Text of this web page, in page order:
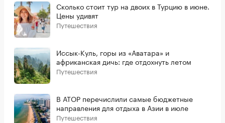
Сколько стоит тур на двоих в Турцию в июне.
Цены удивят
Путешествия
Иссык-Куль, горы из «Аватара» и
африканская дичь: где отдохнуть летом
Путешествия
В АТОР перечислили самые бюджетные
направления для отдыха в Азии в июле
Путешествия